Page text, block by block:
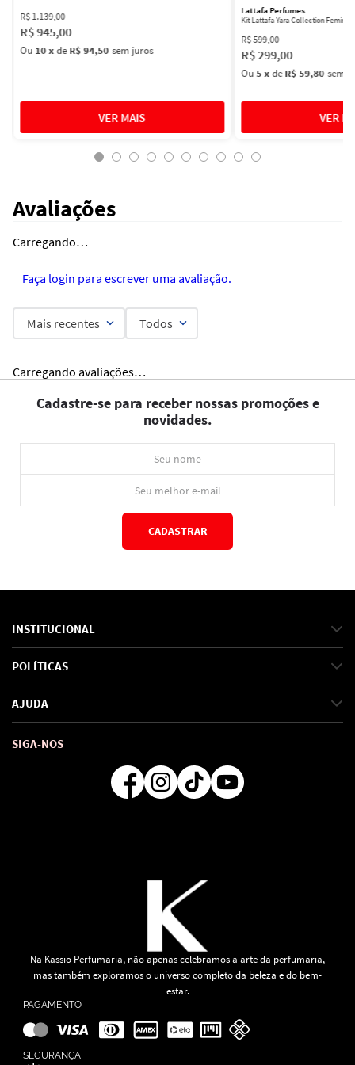
R$1.139,00
R$945,00
Ou 10xdeR$ 94,50 sem juros
Lattafa Perfumes
Kit Lattafa Yara Collection
R$599,00
R$299,00
Ou5xdeR$ 59,80 sem
Avaliações
Carregando…
Faça login para escrever uma avaliação.
Mais recentes Todos
Carregando avaliações…
Cadastre-se para receber nossas promoções e
novidades.
CADASTRAR
INSTITUCIONAL
Sobre Nós
Marcas
SAC de marcas
Como comprar
POLÍTICAS
Política de Privacidade
Troca e Devoluções
Formas de Pagamento
Regra de Frete Grátis
AJUDA
SIGA-NOS
Na Kassio Perfumaria, não apenas celebramos a arte da perfumaria,
mas também exploramos o universo completo da beleza e do bem-
estar.
PAGAMENTO
SEGURANÇA